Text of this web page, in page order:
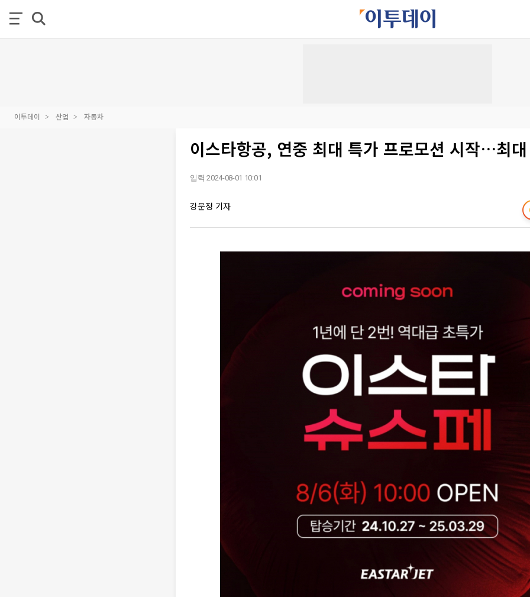
이투데이 산업 자동차
이스타항공, 연중 최대 특가 프로모션 시작…최
입력 2024-08-01 10:01
강문정 기자